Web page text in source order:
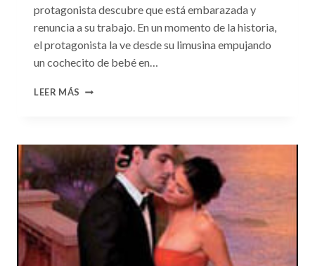
protagonista descubre que está embarazada y
renuncia a su trabajo. En un momento de la historia,
el protagonista la ve desde su limusina empujando
un cochecito de bebé en…
LEER MÁS CONSULTA